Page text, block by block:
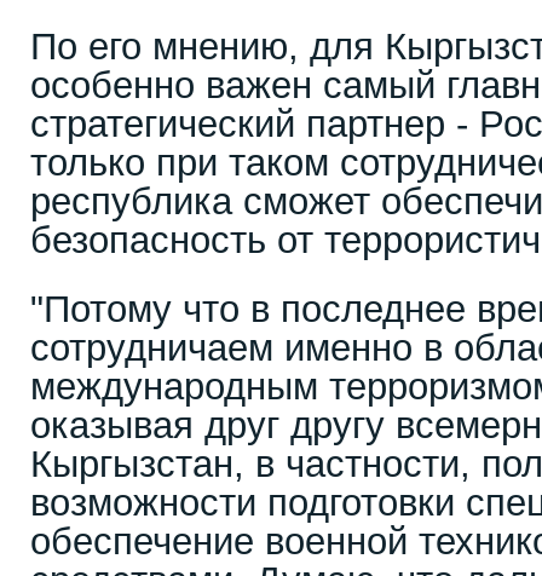
По его мнению, для
особенно важен самый
стратегический партнер -
только при таком
республика сможет
безопасность от
"Потому что в последнее
сотрудничаем именно в
международным
оказывая друг другу
Кыргызстан, в частности,
возможности подготовки
обеспечение военной